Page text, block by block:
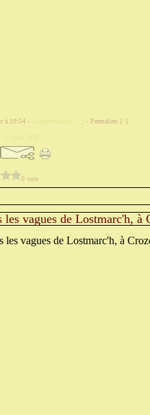
à 19:54 - Commentaires [ - Permalien [ ]
0 vote
les vagues de Lostmarc'h,